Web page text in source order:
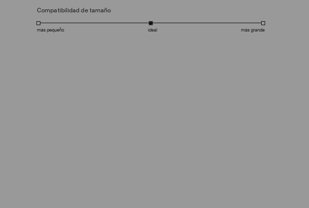
Compatibilidad de tamaño
más pequeño ideal más grande